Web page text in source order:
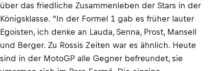
über das friedliche Zusammenleben der Stars in der
Königsklasse. "In der Formel 1 gab es früher lauter
Egoisten, ich denke an Lauda, Senna, Prost, Mansell
und Berger. Zu Rossis Zeiten war es ähnlich. Heute
sind in der MotoGP alle Gegner befreundet, sie